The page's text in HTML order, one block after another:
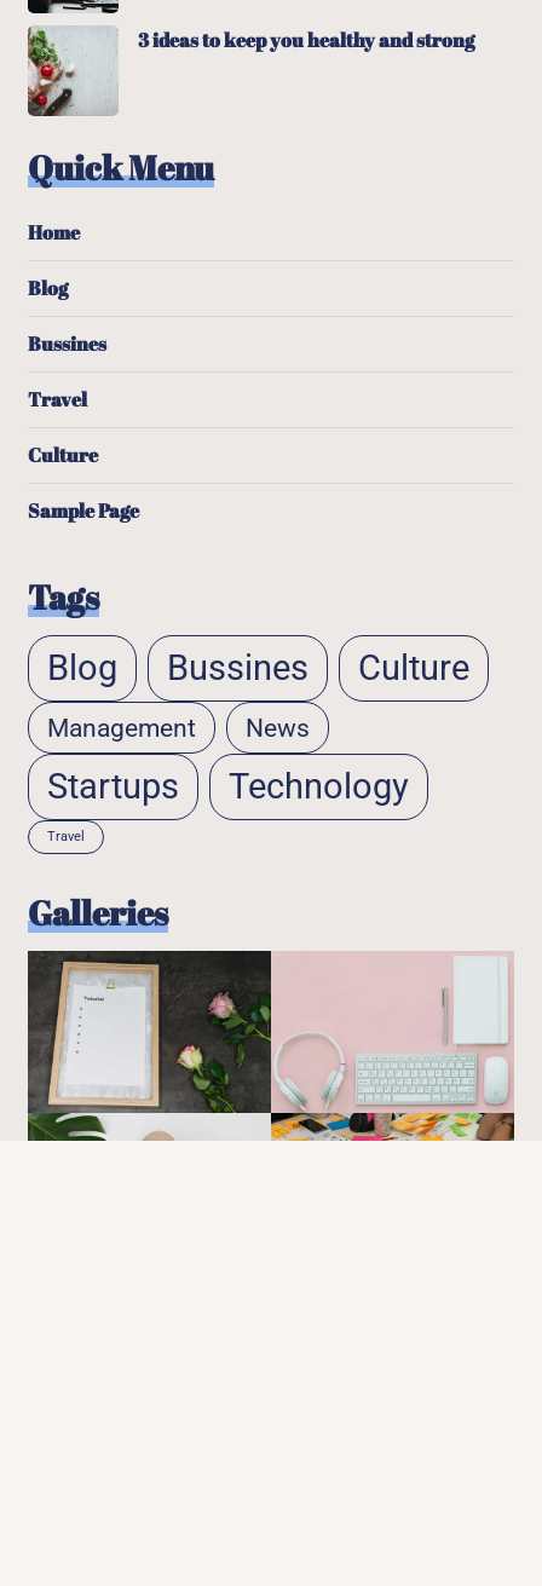
3 ideas to keep you healthy and strong
Quick Menu
Home
Blog
Bussines
Travel
Culture
Sample Page
Tags
Blog Bussines Culture
Management News
Startups Technology
Travel
Galleries